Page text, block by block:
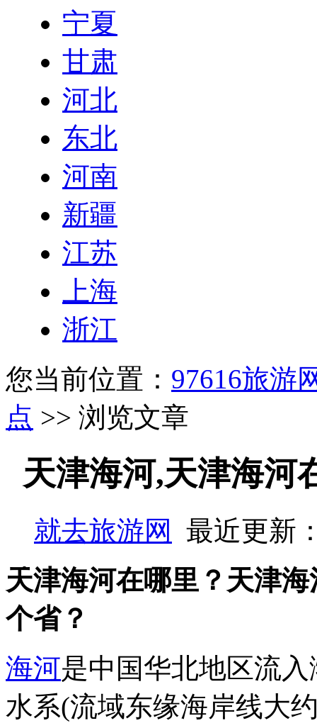
宁夏
甘肃
河北
东北
河南
新疆
江苏
上海
浙江
您当前位置： 97616旅游
点 >> 浏览文章
天津海河,天津海河
就去旅游网
最近更新
天津海河在哪里？天津
个省？
海河是中国华北地区流
水系(流域东缘海岸线大